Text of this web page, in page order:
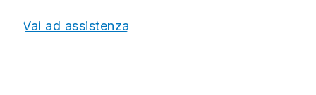
Vai ad assistenza